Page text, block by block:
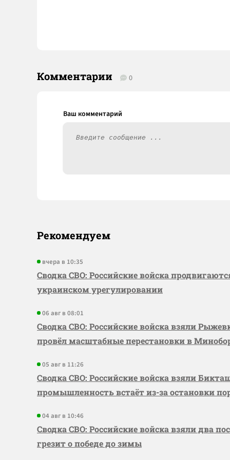
Комментарии 0
Рекомендуем
вчера в 10:35
Сводка СВО: Российские войска
украинском урегулировании
06 авг в 08:01
Сводка СВО: Российские войска взяли
провёл масштабные перестановки в
05 авг в 11:26
Сводка СВО: Российские войска взяли
промышленность встаёт из-за остановки
04 авг в 10:46
Сводка СВО: Российские войска взяли два
грезит о победе до зимы